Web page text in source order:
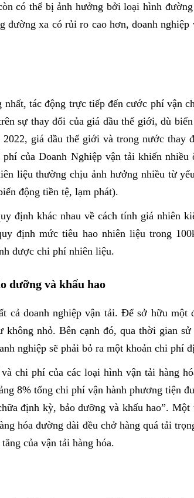
có thể bị ảnh hưởng bởi loại hình
đường xa có rủi ro cao hơn, doanh
tác động trực tiếp đến cước phí vận
sự thay đổi của giá dầu thế giới, dù
giá dầu thế giới và trong nước thay
của Doanh Nghiệp vận tải khiến
liệu thường chịu ảnh hưởng nhiều từ
động tiền tệ, lạm phát).
định khác nhau về cách tính giá nhiên
định mức tiêu hao nhiên liệu trong
được chi phí nhiên liệu.
dưỡng và khấu hao
cả doanh nghiệp vận tải. Để sở hữu một
không nhỏ. Bên cạnh đó, qua thời gian
nghiệp sẽ phải bỏ ra một khoản chi phí
chi phí của các loại hình vận tải hàng
8% tổng chi phí vận hành phương tiện
định kỳ, bảo dưỡng và khấu hao”.
hóa đường dài đều chở hàng quá tải
của vận tải hàng hóa.